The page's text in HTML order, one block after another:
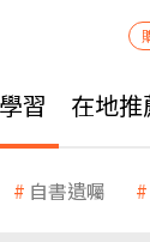
習 在地推
自書遺囑